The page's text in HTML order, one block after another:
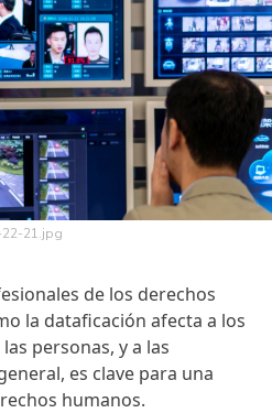
21.jpg
de los derechos
la dataficación afecta a los
personas, y a las
es clave para una
humanos.